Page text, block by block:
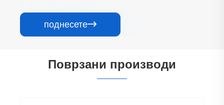
поднесете
Поврзани производи